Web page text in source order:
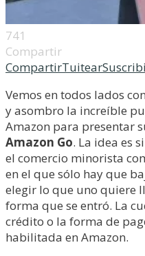
741
Compartir
CompartirTuitear
Vemos en todos lados
y asombro la increíble
Amazon para presentar
Amazon Go. La idea es
el comercio minorista
en el que sólo hay que
elegir lo que uno quiere
forma que se entró. La
crédito o la forma de
habilitada en Amazon.